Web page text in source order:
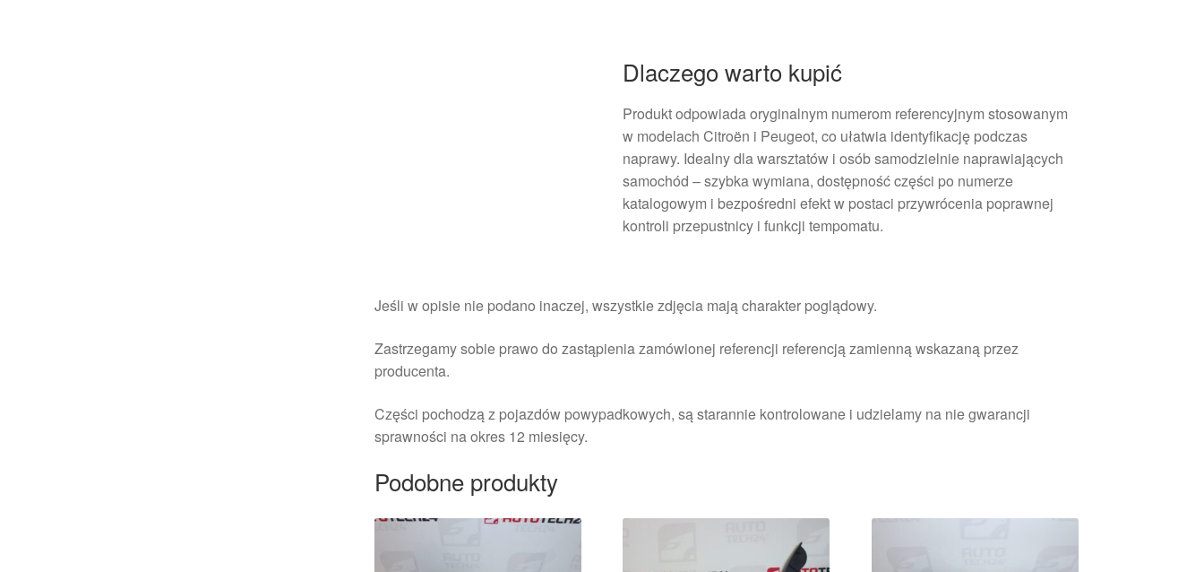
Dlaczego warto kupić
Produkt odpowiada oryginalnym numerom referencyjnym stosowanym
w modelach Citroën i Peugeot, co ułatwia identyfikację podczas
naprawy. Idealny dla warsztatów i osób samodzielnie naprawiających
samochód – szybka wymiana, dostępność części po numerze
katalogowym i bezpośredni efekt w postaci przywrócenia poprawnej
kontroli przepustnicy i funkcji tempomatu.
Jeśli w opisie nie podano inaczej, wszystkie zdjęcia mają charakter poglądowy.
Zastrzegamy sobie prawo do zastąpienia zamówionej referencji referencją zamienną wskazaną przez
producenta.
Części pochodzą z pojazdów powypadkowych, są starannie kontrolowane i udzielamy na nie gwarancji
sprawności na okres 12 miesięcy.
Podobne produkty